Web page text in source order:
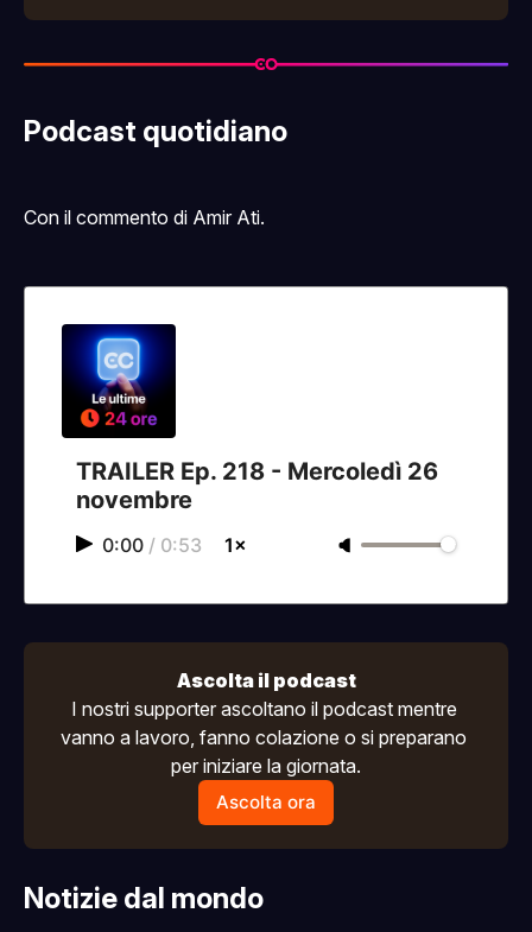
Podcast quotidiano
Con il commento di Amir Ati.
TRAILER Ep. 218 - Mercoledì 26
novembre
0:00 / 0:53 1×
Ascolta il podcast
I nostri supporter ascoltano il podcast mentre
vanno a lavoro, fanno colazione o si preparano
per iniziare la giornata.
Ascolta ora
Notizie dal mondo